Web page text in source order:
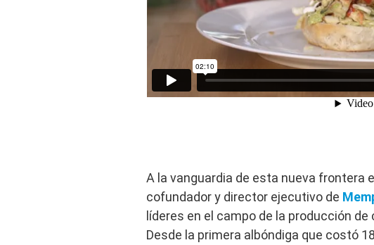
A la vanguardia de esta nueva frontera
cofundador y director ejecutivo de
líderes en el campo de la producción
Desde la primera albóndiga que costó